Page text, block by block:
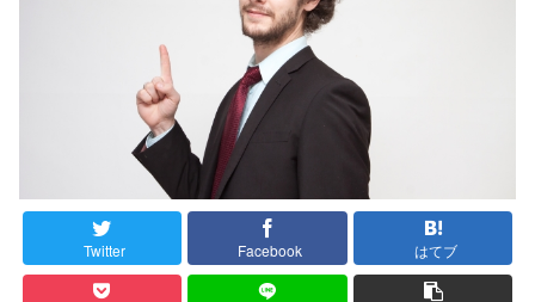
Twitter Facebook はてブ